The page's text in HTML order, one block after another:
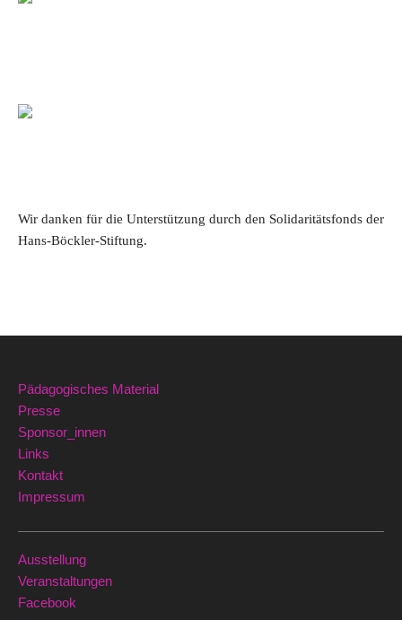
Wir danken für die Unterstützung durch den Solidaritätsfonds der
Hans-Böckler-Stiftung.
Pädagogisches Material
Presse
Sponsor_innen
Links
Kontakt
Impressum
Ausstellung
Veranstaltungen
Facebook